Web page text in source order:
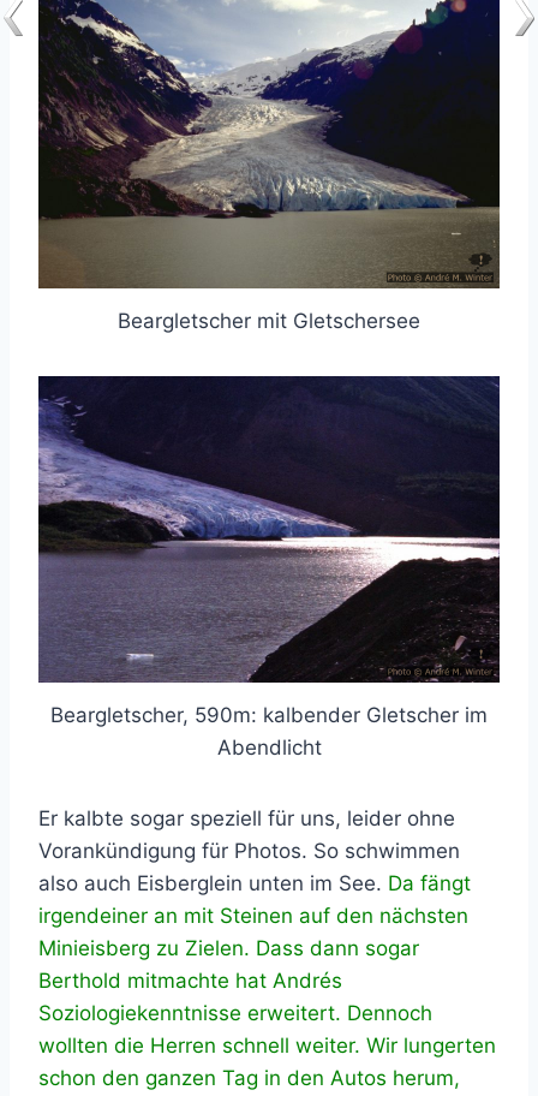
Beargletscher mit Gletschersee
Beargletscher, 590m: kalbender Gletscher im
Abendlicht
Er kalbte sogar speziell für uns, leider ohne
Vorankündigung für Photos. So schwimmen
also auch Eisberglein unten im See. Da fängt
irgendeiner an mit Steinen auf den nächsten
Minieisberg zu Zielen. Dass dann sogar
Berthold mitmachte hat Andrés
Soziologiekenntnisse erweitert. Dennoch
wollten die Herren schnell weiter. Wir lungerten
schon den ganzen Tag in den Autos herum,